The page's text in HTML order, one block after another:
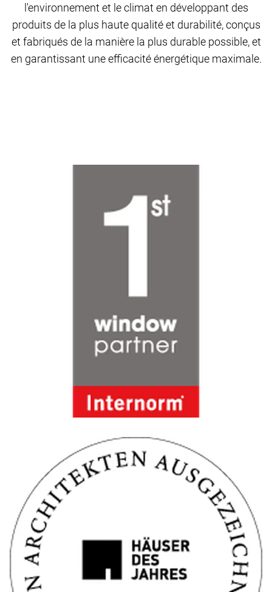
l'environnement et le climat en développant des
produits de la plus haute qualité et durabilité, conçus
et fabriqués de la manière la plus durable possible, et
en garantissant une efficacité énergétique maximale.